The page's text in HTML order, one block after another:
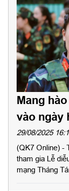
Mang
vào ngày
29/08/2025
(QK7 Online) -
tham gia Lễ
mạng Tháng